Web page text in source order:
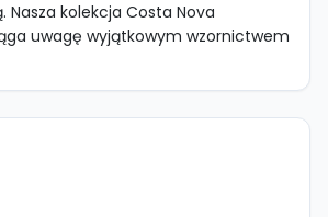
Nasza kolekcja Costa Nova
uwagę wyjątkowym wzornictwem